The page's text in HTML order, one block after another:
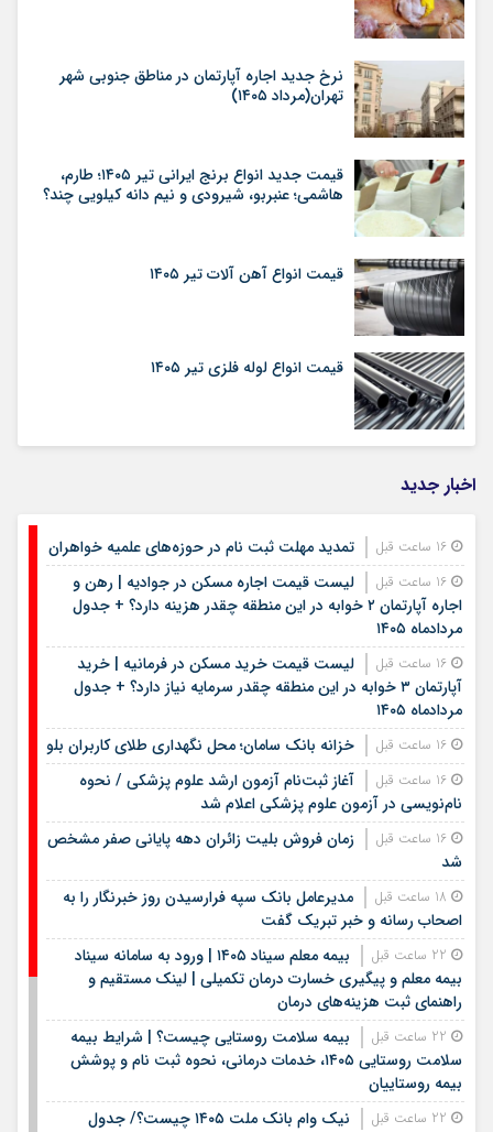
نرخ جدید اجاره آپارتمان در مناطق جنوبی شهر
تهران(مرداد ۱۴۰۵)
قیمت جدید انواع برنج ایرانی تیر ۱۴۰۵؛ طارم،
هاشمی؛ عنبربو، شیرودی و نیم دانه کیلویی چند؟
قیمت انواع آهن آلات تیر ۱۴۰۵
قیمت انواع لوله فلزی تیر ۱۴۰۵
اخبار جدید
تمدید مهلت ثبت نام در حوزه‌های علمیه خواهران
لیست قیمت اجاره مسکن در جوادیه | رهن و
اجاره آپارتمان ۲ خوابه در این منطقه چقدر هزینه دارد؟ + جدول
مردادماه ۱۴۰۵
لیست قیمت خرید مسکن در فرمانیه | خرید
آپارتمان ۳ خوابه در این منطقه چقدر سرمایه نیاز دارد؟ + جدول
مردادماه ۱۴۰۵
خزانه بانک سامان؛ محل نگهداری طلای کاربران بلو
آغاز ثبت‌نام آزمون ارشد علوم پزشکی / نحوه
نام‌نویسی در آزمون علوم پزشکی اعلام شد
زمان فروش بلیت زائران دهه پایانی صفر مشخص
شد
مدیرعامل بانک سپه فرارسیدن روز خبرنگار را به
اصحاب رسانه و خبر تبریک گفت
بیمه معلم سیناد ۱۴۰۵ | ورود به سامانه سیناد
بیمه معلم و پیگیری خسارت درمان تکمیلی | لینک مستقیم و
راهنمای ثبت هزینه‌های درمان
بیمه سلامت روستایی چیست؟ | شرایط بیمه
سلامت روستایی ۱۴۰۵، خدمات درمانی، نحوه ثبت نام و پوشش
بیمه روستاییان
نیک وام بانک ملت ۱۴۰۵ چیست؟/ جدول